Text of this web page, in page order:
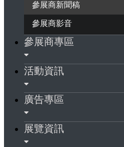
參展商新聞稿
參展商影音
參展商專區
活動資訊
廣告專區
展覽資訊